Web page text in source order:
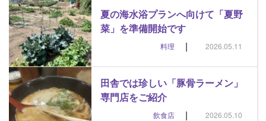
夏の海水浴プランへ向けて「夏野
菜」を準備開始です
料理 | 2026.05.11
田舎では珍しい「豚骨ラーメン」
専門店をご紹介
飲食店 | 2026.05.10